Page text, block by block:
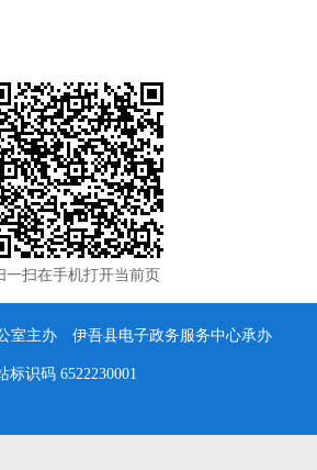
一扫在手机打开当前页
主办 伊吾县电子政务服务中心承办
识码 6522230001